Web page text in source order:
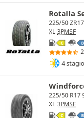
Rotalla
225/50
XL 3PMSF
C B
4
225/50 R17
XL 3PMSF
C B